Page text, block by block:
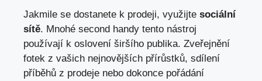
Jakmile se dostanete k prodeji, využijte sociální
sítě. Mnohé second handy tento nástroj
používají k oslovení širšího publika. Zveřejnění
fotek z vašich nejnovějších přírůstků, sdílení
příběhů z prodeje nebo dokonce pořádání